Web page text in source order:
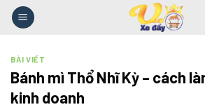
Skip
BÀI VIẾT
Bánh mì Thổ Nhĩ Kỳ – cách
kinh doanh